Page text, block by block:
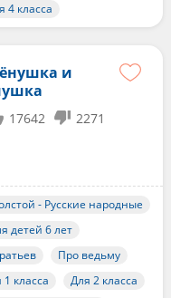
4 класса
и
17642
2271
- Русские народные
детей 6 лет
Про ведьму
1 класса
Для 2 класса